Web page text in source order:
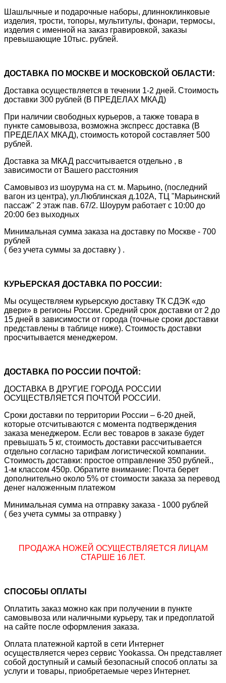
Шашлычные и подарочные наборы, длинноклинковые
изделия, трости, топоры, мультитулы, фонари, термосы,
изделия с именной на заказ гравировкой, заказы
превышающие 10тыс. рублей.
ДОСТАВКА ПО МОСКВЕ И МОСКОВСКОЙ ОБЛАСТИ:
Доставка осуществляется в течении 1-2 дней. Стоимость
доставки 300 рублей (В ПРЕДЕЛАХ МКАД)
При наличии свободных курьеров, а также товара в
пункте самовывоза, возможна экспресс доставка (В
ПРЕДЕЛАХ МКАД), стоимость которой составляет 500
рублей.
Доставка за МКАД рассчитывается отдельно , в
зависимости от Вашего расстояния
Самовывоз из шоурума на ст. м. Марьино, (последний
вагон из центра), ул.Люблинская д.102А, ТЦ "Марьинский
пассаж" 2 этаж пав. 67/2. Шоурум работает с 10:00 до
20:00 без выходных
Минимальная сумма заказа на доставку по Москве - 700
рублей
( без учета суммы за доставку ) .
КУРЬЕРСКАЯ ДОСТАВКА ПО РОССИИ:
Мы осуществляем курьерскую доставку ТК СДЭК «до
двери» в регионы России. Средний срок доставки от 2 до
15 дней в зависимости от города (точные сроки доставки
представлены в таблице ниже). Стоимость доставки
просчитывается менеджером.
ДОСТАВКА ПО РОССИИ ПОЧТОЙ:
ДОСТАВКА В ДРУГИЕ ГОРОДА РОССИИ
ОСУЩЕСТВЛЯЕТСЯ ПОЧТОЙ РОССИИ.
Сроки доставки по территории России – 6-20 дней,
которые отсчитываются с момента подтверждения
заказа менеджером. Если вес товаров в заказе будет
превышать 5 кг, стоимость доставки рассчитывается
отдельно согласно тарифам логистической компании.
Стоимость доставки: простое отправление 350 рублей.,
1-м классом 450р. Обратите внимание: Почта берет
дополнительно около 5% от стоимости заказа за перевод
денег наложенным платежом
Минимальная сумма на отправку заказа - 1000 рублей
( без учета суммы за отправку )
ПРОДАЖА НОЖЕЙ ОСУЩЕСТВЛЯЕТСЯ ЛИЦАМ
СТАРШЕ 16 ЛЕТ.
СПОСОБЫ ОПЛАТЫ
Оплатить заказ можно как при получении в пункте
самовывоза или наличными курьеру, так и предоплатой
на сайте после оформления заказа.
Оплата платежной картой в сети Интернет
осуществляется через сервис Yookassa. Он представляет
собой доступный и самый безопасный способ оплаты за
услуги и товары, приобретаемые через Интернет.